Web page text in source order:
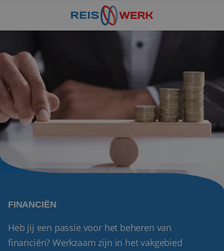
FINANCIËN
Heb jij een passie voor het beheren van
financiën? Werkzaam zijn in het vakgebied